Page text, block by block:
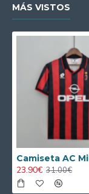
MÁS VISTOS
23.90€ 31.00€